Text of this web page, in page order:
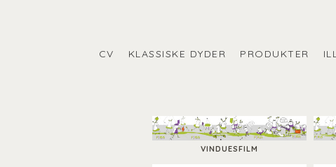
CV KLASSISKE DYDER PRODUKTER
VINDUESFILM